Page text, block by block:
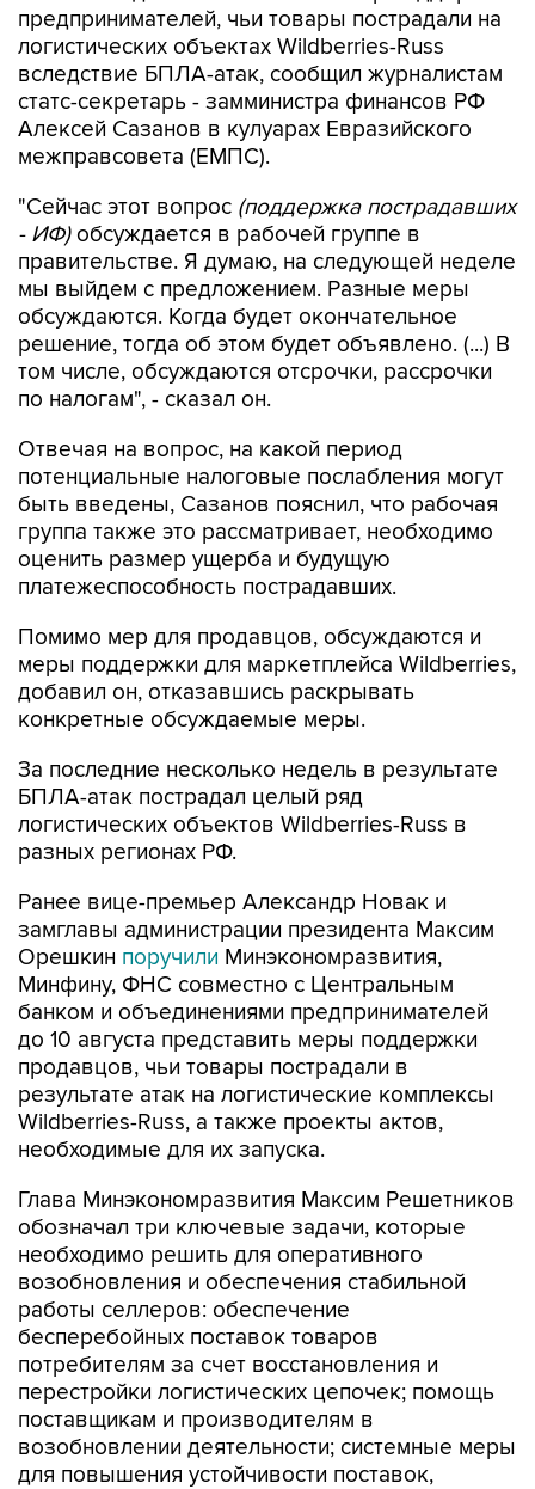
предпринимателей, чьи товары пострадали на
логистических объектах Wildberries-Russ
вследствие БПЛА-атак, сообщил журналистам
статс-секретарь - замминистра финансов РФ
Алексей Сазанов в кулуарах Евразийского
межправсовета (ЕМПС).
"Сейчас этот вопрос (поддержка пострадавших
- ИФ)обсуждается в рабочей группе в
правительстве. Я думаю, на следующей неделе
мы выйдем с предложением. Разные меры
обсуждаются. Когда будет окончательное
решение, тогда об этом будет объявлено. (...) В
том числе, обсуждаются отсрочки, рассрочки
по налогам", - сказал он.
Отвечая на вопрос, на какой период
потенциальные налоговые послабления могут
быть введены, Сазанов пояснил, что рабочая
группа также это рассматривает, необходимо
оценить размер ущерба и будущую
платежеспособность пострадавших.
Помимо мер для продавцов, обсуждаются и
меры поддержки для маркетплейса Wildberries,
добавил он, отказавшись раскрывать
конкретные обсуждаемые меры.
За последние несколько недель в результате
БПЛА-атак пострадал целый ряд
логистических объектов Wildberries-Russ в
разных регионах РФ.
Ранее вице-премьер Александр Новак и
замглавы администрации президента Максим
Орешкин поручили Минэкономразвития,
Минфину, ФНС совместно с Центральным
банком и объединениями предпринимателей
до 10 августа представить меры поддержки
продавцов, чьи товары пострадали в
результате атак на логистические комплексы
Wildberries-Russ, а также проекты актов,
необходимые для их запуска.
Глава Минэкономразвития Максим Решетников
обозначал три ключевые задачи, которые
необходимо решить для оперативного
возобновления и обеспечения стабильной
работы селлеров: обеспечение
бесперебойных поставок товаров
потребителям за счет восстановления и
перестройки логистических цепочек; помощь
поставщикам и производителям в
возобновлении деятельности; системные меры
для повышения устойчивости поставок,